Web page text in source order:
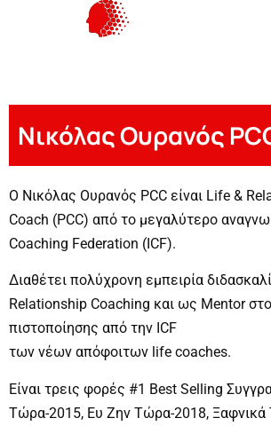
Νικόλας Ουρανός
Ο Νικόλας Ουρανός PCC είναι Life &
Coach (PCC) από το μεγαλύτερο
Coaching Federation (ICF).
Διαθέτει πολύχρονη εμπειρία
Relationship Coaching και ως Mentor
πιστοποίησης από την ICF
των νέων απόφοιτων life coaches.
Είναι τρεις φορές #1 Best Selling
Τώρα-2015, Ευ Ζην Τώρα-2018,